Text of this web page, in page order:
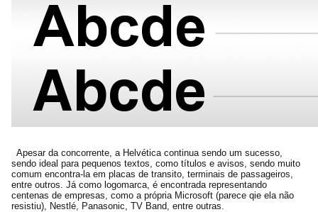
Apesar da concorrente, a Helvética continua sendo um sucesso,
sendo ideal para pequenos textos, como títulos e avisos, sendo muito
comum encontra-la em placas de transito, terminais de passageiros,
entre outros. Já como logomarca, é encontrada representando
centenas de empresas, como a própria Microsoft (parece qie ela não
resistiu), Nestlé, Panasonic, TV Band, entre outras.